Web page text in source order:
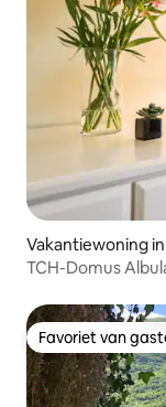
Vakantiewoning
TCH-Domus
Favoriet van
Favoriet van